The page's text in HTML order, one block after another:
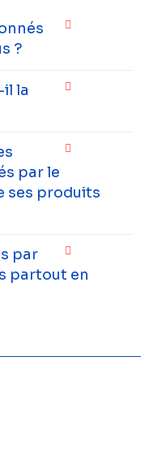
?
la
par le
ses produits
par
partout en